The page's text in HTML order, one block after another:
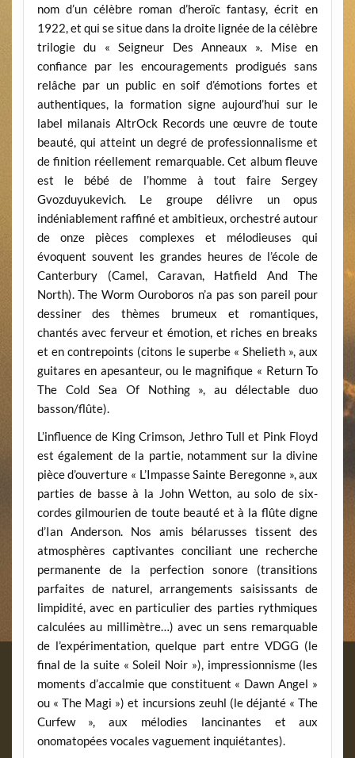
nom d’un célèbre roman d’heroïc fantasy, écrit en
1922, et qui se situe dans la droite lignée de la célèbre
trilogie du « Seigneur Des Anneaux ». Mise en
confiance par les encouragements prodigués sans
relâche par un public en soif d’émotions fortes et
authentiques, la formation signe aujourd’hui sur le
label milanais AltrOck Records une œuvre de toute
beauté, qui atteint un degré de professionnalisme et
de finition réellement remarquable. Cet album fleuve
est le bébé de l’homme à tout faire Sergey
Gvozduyukevich. Le groupe délivre un opus
indéniablement raffiné et ambitieux, orchestré autour
de onze pièces complexes et mélodieuses qui
évoquent souvent les grandes heures de l’école de
Canterbury (Camel, Caravan, Hatfield And The
North). The Worm Ouroboros n’a pas son pareil pour
dessiner des thèmes brumeux et romantiques,
chantés avec ferveur et émotion, et riches en breaks
et en contrepoints (citons le superbe « Shelieth », aux
guitares en apesanteur, ou le magnifique « Return To
The Cold Sea Of Nothing », au délectable duo
basson/flûte).
L’influence de King Crimson, Jethro Tull et Pink Floyd
est également de la partie, notamment sur la divine
pièce d’ouverture « L’Impasse Sainte Beregonne », aux
parties de basse à la John Wetton, au solo de six-
cordes gilmourien de toute beauté et à la flûte digne
d’Ian Anderson. Nos amis bélarusses tissent des
atmosphères captivantes conciliant une recherche
permanente de la perfection sonore (transitions
parfaites de naturel, arrangements saisissants de
limpidité, avec en particulier des parties rythmiques
calculées au millimètre…) avec un sens remarquable
de l’expérimentation, quelque part entre VDGG (le
final de la suite « Soleil Noir »), impressionnisme (les
moments d’accalmie que constituent « Dawn Angel »
ou « The Magi ») et incursions zeuhl (le déjanté « The
Curfew », aux mélodies lancinantes et aux
onomatopées vocales vaguement inquiétantes).